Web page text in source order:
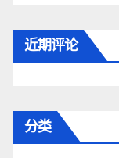
近期评论
分类